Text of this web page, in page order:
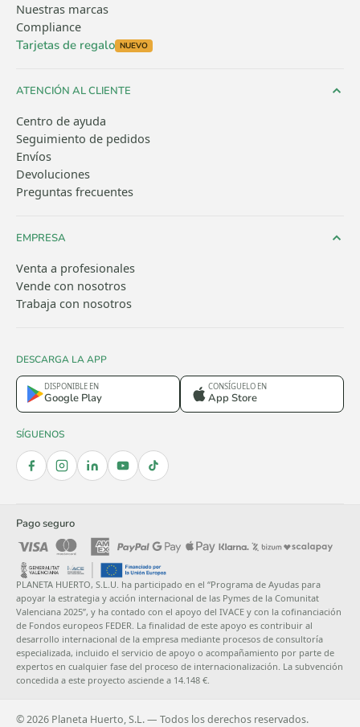
Nuestras marcas
Compliance
Tarjetas de regalo NUEVO
ATENCIÓN AL CLIENTE
Centro de ayuda
Seguimiento de pedidos
Envíos
Devoluciones
Preguntas frecuentes
EMPRESA
Venta a profesionales
Vende con nosotros
Trabaja con nosotros
DESCARGA LA APP
DISPONIBLE EN
Google Play
CONSÍGUELO EN
App Store
SÍGUENOS
Pago seguro
PLANETA HUERTO, S.L.U. ha participado en el “Programa de Ayudas para
apoyar la estrategia y acción internacional de las Pymes de la Comunitat
Valenciana 2025”, y ha contado con el apoyo del IVACE y con la cofinanciación
de Fondos europeos FEDER. La finalidad de este apoyo es contribuir al desarrollo
internacional de la empresa mediante procesos de consultoría especializada,
incluido el servicio de apoyo o acompañamiento por parte de expertos en cualquier
fase del proceso de internacionalización. La subvención concedida a este proyecto
asciende a 14.148 €.
© 2026 Planeta Huerto, S.L. — Todos los derechos reservados.